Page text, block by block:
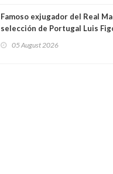
Famoso exjugador del Real
selección de Portugal Luis
comportamiento más bajo y
05 August 2026